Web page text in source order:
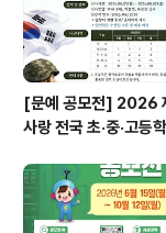
[문예 공모전] 2026
사랑 전국 초·중·고등